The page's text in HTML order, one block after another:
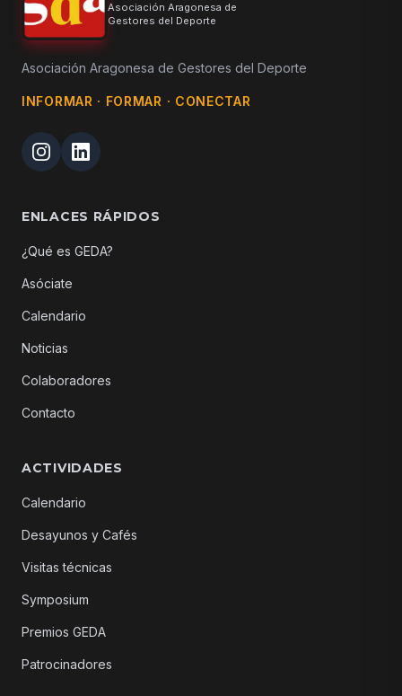
Asociación Aragonesa de
Gestores del Deporte
Asociación Aragonesa de Gestores del Deporte
INFORMAR · FORMAR · CONECTAR
ENLACES RÁPIDOS
¿Qué es GEDA?
Asóciate
Calendario
Noticias
Colaboradores
Contacto
ACTIVIDADES
Calendario
Desayunos y Cafés
Visitas técnicas
Symposium
Premios GEDA
Patrocinadores